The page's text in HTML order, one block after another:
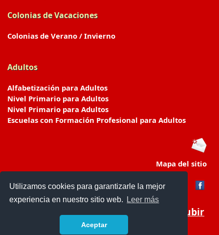
Utilizamos cookies para garantizarle la mejor
experiencia en nuestro sitio web.
Leer más
Aceptar
Colonias de Vacaciones
Colonias de Verano / Invierno
Adultos
Alfabetización para Adultos
Nivel Primario para Adultos
Nivel Primario para Adultos
Escuelas con Formación Profesional para Adultos
Mapa del sitio
Subir